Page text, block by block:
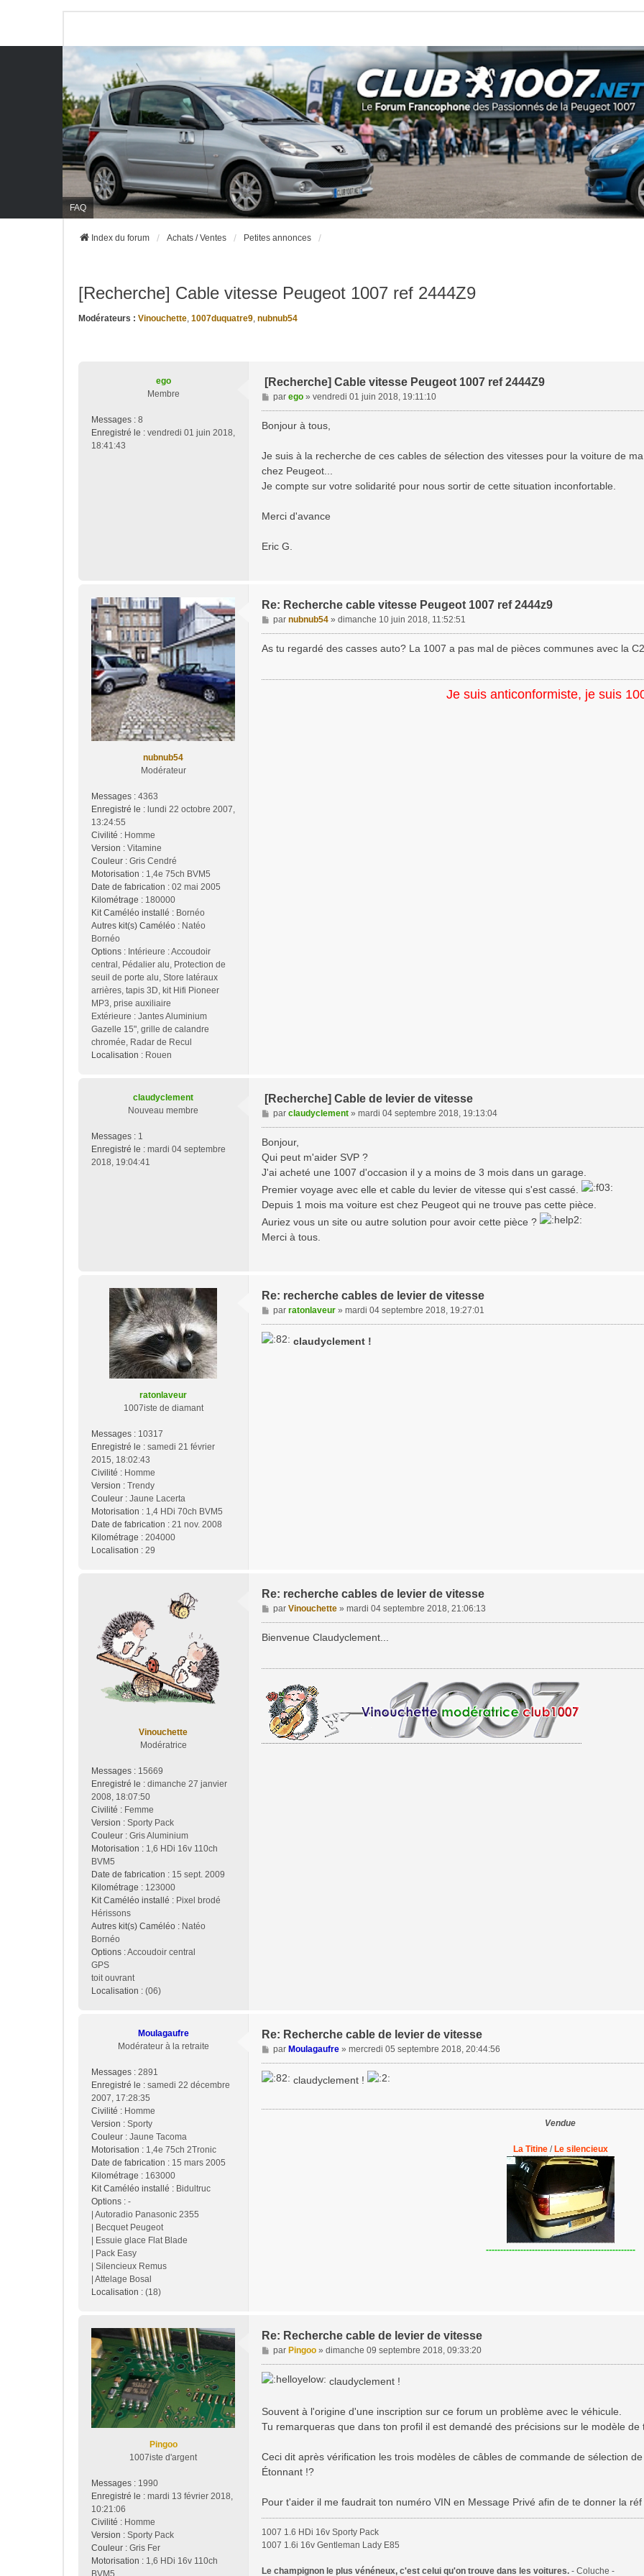
FAQ
Index du forum Achats / Ventes Petites annonces
[Recherche] Cable vitesse Peugeot 1007 ref 2444Z9
Modérateurs : Vinouchette, 1007duquatre9, nubnub54
ego
Membre
Messages : 8
Enregistré le : vendredi 01 juin 2018,
18:41:43
[Recherche] Cable vitesse Peugeot 1007 ref 2444Z9
M
e
s
g
e
par ego» vendredi 01 juin 2018, 19:11:10
Bonjour à tous,
Je suis à la recherche de ces cables de sélection des vitesses pour la voiture de
chez Peugeot...
Je compte sur votre solidarité pour nous sortir de cette situation inconfortable.
Merci d'avance
Eric G.
nubnub54
Modérateur
Messages : 4363
Enregistré le : lundi 22 octobre 2007,
13:24:55
Civilité : Homme
Version : Vitamine
Couleur : Gris Cendré
Motorisation : 1,4e 75ch BVM5
Date de fabrication : 02 mai 2005
Kilométrage : 180000
Kit Caméléo installé : Bornéo
Autres kit(s) Caméléo : Natéo
Bornéo
Options : Intérieure : Accoudoir
central, Pédalier alu, Protection de
seuil de porte alu, Store latéraux
arrières, tapis 3D, kit Hifi Pioneer
MP3, prise auxiliaire
Extérieure : Jantes Aluminium
Gazelle 15", grille de calandre
chromée, Radar de Recul
Localisation : Rouen
Re: Recherche cable vitesse Peugeot 1007 ref 2444z9
M
e
s
par nubnub54» dimanche 10 juin 2018, 11:52:51
As tu regardé des casses auto? La 1007 a pas mal de pièces communes avec la
Je suis anticonformiste, je suis
claudyclement
Nouveau membre
Messages : 1
Enregistré le : mardi 04 septembre
2018, 19:04:41
[Recherche] Cable de levier de vitesse
M
e
s
g
e
par claudyclement» mardi 04 septembre 2018, 19:13:04
Bonjour,
Qui peut m'aider SVP ?
J'ai acheté une 1007 d'occasion il y a moins de 3 mois dans un garage.
Premier voyage avec elle et cable du levier de vitesse qui s'est cassé.
Depuis 1 mois ma voiture est chez Peugeot qui ne trouve pas cette pièce.
Auriez vous un site ou autre solution pour avoir cette pièce ?
Merci à tous.
ratonlaveur
1007iste de diamant
Messages : 10317
Enregistré le : samedi 21 février
2015, 18:02:43
Civilité : Homme
Version : Trendy
Couleur : Jaune Lacerta
Motorisation : 1,4 HDi 70ch BVM5
Date de fabrication : 21 nov. 2008
Kilométrage : 204000
Localisation : 29
Re: recherche cables de levier de vitesse
M
e
s
par ratonlaveur» mardi 04 septembre 2018, 19:27:01
claudyclement !
Vinouchette
Modératrice
Messages : 15669
Enregistré le : dimanche 27 janvier
2008, 18:07:50
Civilité : Femme
Version : Sporty Pack
Couleur : Gris Aluminium
Motorisation : 1,6 HDi 16v 110ch
BVM5
Date de fabrication : 15 sept. 2009
Kilométrage : 123000
Kit Caméléo installé : Pixel brodé
Hérissons
Autres kit(s) Caméléo : Natéo
Bornéo
Options :Accoudoir central
GPS
toit ouvrant
Localisation : (06)
Re: recherche cables de levier de vitesse
M
e
s
par Vinouchette» mardi 04 septembre 2018, 21:06:13
Bienvenue Claudyclement...
Moulagaufre
Modérateur à la retraite
Messages : 2891
Enregistré le : samedi 22 décembre
2007, 17:28:35
Civilité : Homme
Version : Sporty
Couleur : Jaune Tacoma
Motorisation : 1,4e 75ch 2Tronic
Date de fabrication : 15 mars 2005
Kilométrage : 163000
Kit Caméléo installé : Bidultruc
Options : -
| Autoradio Panasonic 2355
| Becquet Peugeot
| Essuie glace Flat Blade
| Pack Easy
| Silencieux Remus
| Attelage Bosal
Localisation : (18)
Re: Recherche cable de levier de vitesse
M
e
s
par Moulagaufre» mercredi 05 septembre 2018, 20:44:56
claudyclement !
Vendue
La Titine/ Le silencieux
----------------------------------------------------
Pingoo
1007iste d'argent
Messages : 1990
Enregistré le : mardi 13 février 2018,
10:21:06
Civilité : Homme
Version : Sporty Pack
Couleur : Gris Fer
Motorisation : 1,6 HDi 16v 110ch
BVM5
Re: Recherche cable de levier de vitesse
M
e
s
g
e
par Pingoo» dimanche 09 septembre 2018, 09:33:20
claudyclement !
Souvent à l'origine d'une inscription sur ce forum un problème avec le véhicule.
Tu remarqueras que dans ton profil il est demandé des précisions sur le modèle de
Ceci dit après vérification les trois modèles de câbles de commande de sélection
Étonnant !?
Pour t'aider il me faudrait ton numéro VIN en Message Privé afin de te donner la
1007 1.6 HDi 16v Sporty Pack
1007 1.6i 16v Gentleman Lady E85
Le champignon le plus vénéneux, c'est celui qu'on trouve dans les voitures. - Coluche -